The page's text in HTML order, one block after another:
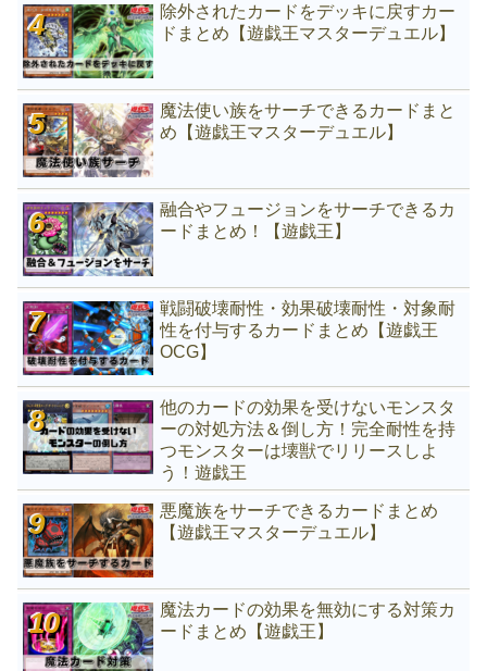
除外されたカードをデッキに戻すカー
ドまとめ【遊戯王マスターデュエル】
魔法使い族をサーチできるカードまと
め【遊戯王マスターデュエル】
融合やフュージョンをサーチできるカ
ードまとめ！【遊戯王】
戦闘破壊耐性・効果破壊耐性・対象耐
性を付与するカードまとめ【遊戯王
OCG】
他のカードの効果を受けないモンスタ
ーの対処方法＆倒し方！完全耐性を持
つモンスターは壊獣でリリースしよ
う！遊戯王
悪魔族をサーチできるカードまとめ
【遊戯王マスターデュエル】
魔法カードの効果を無効にする対策カ
ードまとめ【遊戯王】